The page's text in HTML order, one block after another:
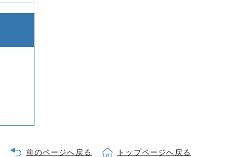
前のページへ戻る トップページへ戻る